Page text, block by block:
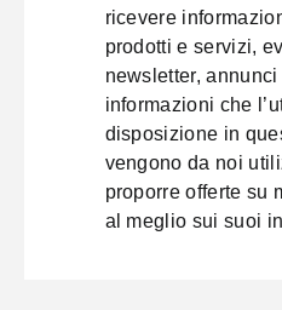
ricevere
prodotti e servizi,
newsletter,
informazioni che
disposizione in
vengono da noi
proporre offerte su
al meglio sui suoi